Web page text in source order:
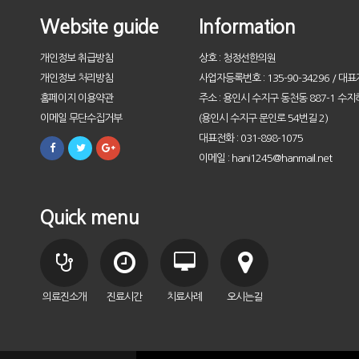
Website guide
개인정보 취급방침
개인정보 처리방침
홈페이지 이용약관
이메일 무단수집거부
Information
상호 : 청정선한의원
사업자등록번호 : 135-90-34296 / 대표
주소 : 용인시 수지구 동천동 887-1 수지
(용인시 수지구 문인로 54번길 2)
대표전화 : 031-898-1075
이메일 : hani1245@hanmail.net
Quick menu
의료진소개 진료시간 치료사례 오시는길